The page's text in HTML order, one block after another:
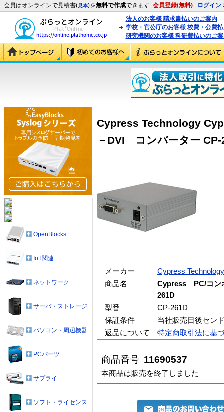
会員はオンラインで見積書(見本)を無料で作成できます 会員登録(無料) ログイン
法人のお客様 請求書払いのご案内
学校・官公庁のお客様 校費・公費
研究機関のお客様 科研費払いのご
Cypress Technology
－DVI コンバーター CP-
メーカー
Cypress Technology
商品名
Cypress PC/コン
261D
型番
CP-261D
保証条件
当社販売日後セン
返品について
特定商取引法に基
商品番号 11690537
本商品は販売を終了しました
OpenBlocks
IoT関連
ネットワーク
サーバ・ストレージ
パソコン・周辺機器
PCパーツ
サプライ
ソフト・ライセンス